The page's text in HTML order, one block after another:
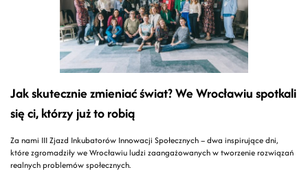
Jak skutecznie zmieniać świat? We Wrocławiu spotkali
się ci, którzy już to robią
Za nami III Zjazd Inkubatorów Innowacji Społecznych – dwa inspirujące dni,
które zgromadziły we Wrocławiu ludzi zaangażowanych w tworzenie rozwiązań
realnych problemów społecznych.